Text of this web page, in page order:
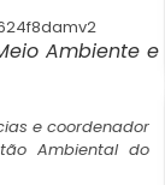
Ambiente e
e coordenador
Ambiental do